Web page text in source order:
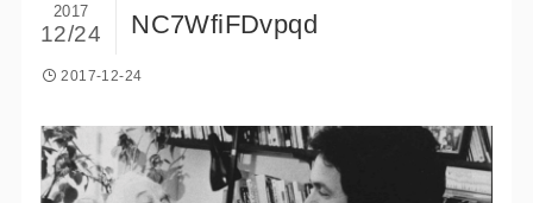
NC7WfiFDvpqd
2017
12/24
2017-12-24